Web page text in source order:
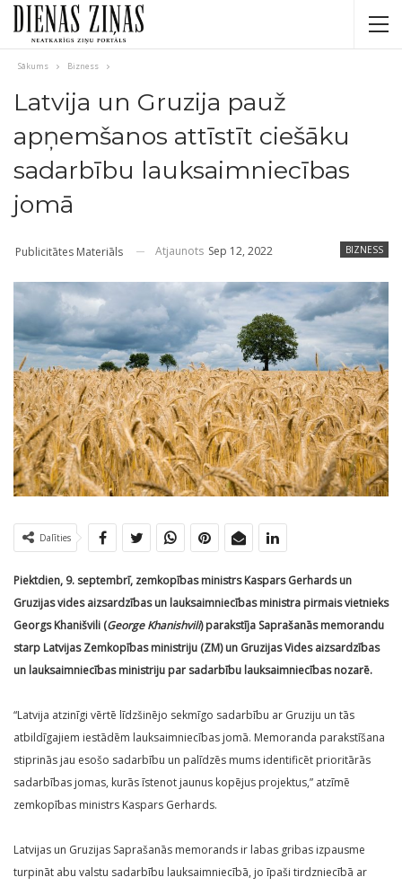
Sākums Bizness
Latvija un Gruzija pauž
apņemšanos attīstīt ciešāku
sadarbību lauksaimniecības
jomā
BIZNESS
Publicitātes Materiāls Atjaunots Sep 12, 2022
Dalīties
Piektdien, 9. septembrī, zemkopības ministrs Kaspars Gerhards un
Gruzijas vides aizsardzības un lauksaimniecības ministra pirmais vietnieks
Georgs Khanišvili (George Khanishvili) parakstīja Saprašanās memorandu
starp Latvijas Zemkopības ministriju (ZM) un Gruzijas Vides aizsardzības
un lauksaimniecības ministriju par sadarbību lauksaimniecības nozarē.
“Latvija atzinīgi vērtē līdzšinējo sekmīgo sadarbību ar Gruziju un tās
atbildīgajiem iestādēm lauksaimniecības jomā. Memoranda parakstīšana
stiprinās jau esošo sadarbību un palīdzēs mums identificēt prioritārās
sadarbības jomas, kurās īstenot jaunus kopējus projektus,” atzīmē
zemkopības ministrs Kaspars Gerhards.
Latvijas un Gruzijas Saprašanās memorands ir labas gribas izpausme
turpināt abu valstu sadarbību lauksaimniecībā, jo īpaši tirdzniecībā ar